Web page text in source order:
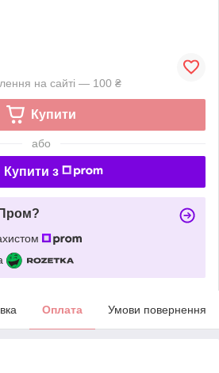
на сайті — 100 ₴
Купити
або
Купити з
Оплата Умови повернення